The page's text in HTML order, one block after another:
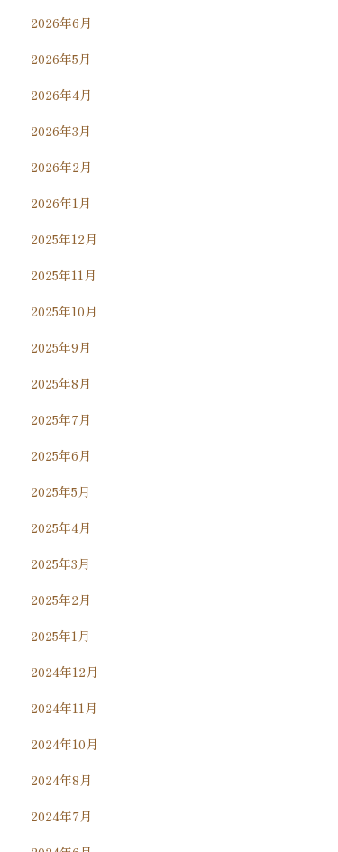
2026年6月
2026年5月
2026年4月
2026年3月
2026年2月
2026年1月
2025年12月
2025年11月
2025年10月
2025年9月
2025年8月
2025年7月
2025年6月
2025年5月
2025年4月
2025年3月
2025年2月
2025年1月
2024年12月
2024年11月
2024年10月
2024年8月
2024年7月